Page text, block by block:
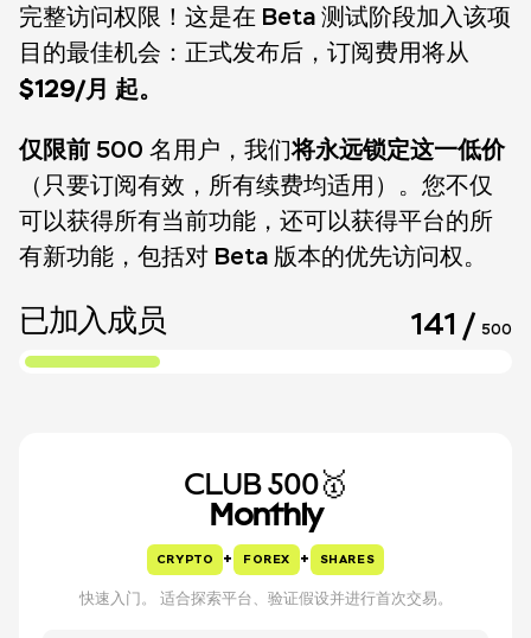
完整访问权限！这是在 Beta 测试阶段加入该项
目的最佳机会：正式发布后，订阅费用将从
$129/月 起。
仅限前 500 名用户，我们将永远锁定这一低价
（只要订阅有效，所有续费均适用）。您不仅
可以获得所有当前功能，还可以获得平台的所
有新功能，包括对 Beta 版本的优先访问权。
已加入成员 141 / 500
CLUB 500🥇
Monthly
CRYPTO + FOREX + SHARES
快速入门。 适合探索平台、验证假设并进行首次交易。